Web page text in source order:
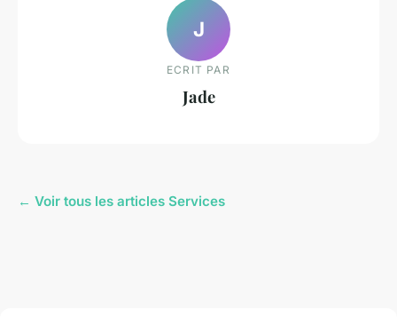
J
ECRIT PAR
Jade
← Voir tous les articles Services